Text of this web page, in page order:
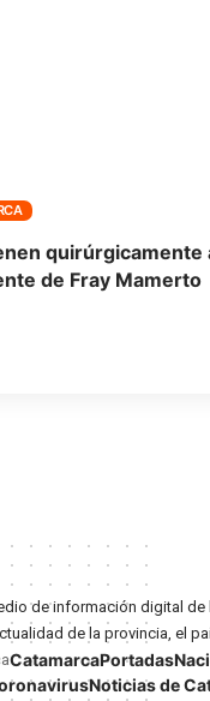
quirúrgicamente
de Fray Mamerto
de información digital de
de la provincia, el
CatamarcaPortadas
Noticias de